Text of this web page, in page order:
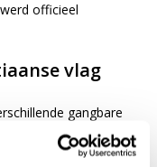
officieel
vlag
gangbare
via de keuze optie.
glanspolyester